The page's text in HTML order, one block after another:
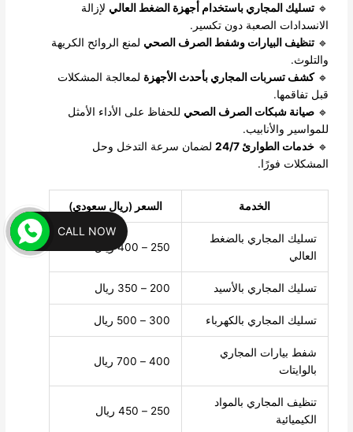
🔹تسليك المجاري باستخدام أجهزة الضغط العالي لإزالة
الانسدادات الصعبة دون تكسير.
🔹تنظيف البيارات وشفط الصرف الصحي لمنع الروائح الكريهة
والتلوث.
🔹كشف تسربات المجاري بأحدث الأجهزة لمعالجة المشكلات
قبل تفاقمها.
🔹صيانة شبكات الصرف الصحي للحفاظ على الأداء الأمثل
للمواسير والأنابيب.
🔹خدمات الطوارئ 24/7
لضمان سرعة التدخل وحل
المشكلات فورًا.
الخدمة السعر (ريال سعودي)
تسليك المجاري بالضغط
العالي
250 – 400 ريال
تسليك المجاري بالأسيد 200 – 350 ريال
تسليك المجاري بالكهرباء 300 – 500 ريال
شفط بيارات المجاري
بالوايتات
400 – 700 ريال
تنظيف المجاري بالمواد
الكيميائية
250 – 450 ريال
CALL NOW